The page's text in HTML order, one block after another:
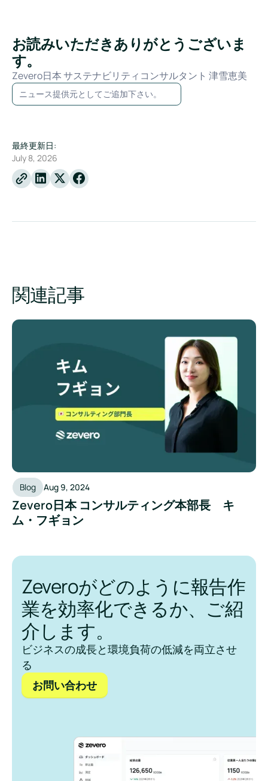
最終更新日:
July 8, 2026
Linkedin
X Facebook
お読みいただきありがとうございま
す。
Zevero日本 サステナビリティコンサルタント 津雪恵美
ニュース提供元としてご追加下さい。
関連記事
Blog Aug 9, 2024
Zevero日本 コンサルティング本部長 キ
ム・フギョン
Zevero日本 コンサルティング本部長 キム・フギョン
Zeveroがどのように報告作
業を効率化できるか、ご紹
介します。
ビジネスの成長と環境負荷の低減を両立させ
る
お問い合わせ